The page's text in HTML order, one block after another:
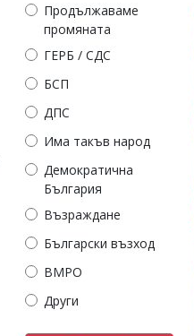
Продължаваме
промяната
ГЕРБ / СДС
БСП
ДПС
Има такъв народ
Демократична
България
Възраждане
Български възход
ВМРО
Други